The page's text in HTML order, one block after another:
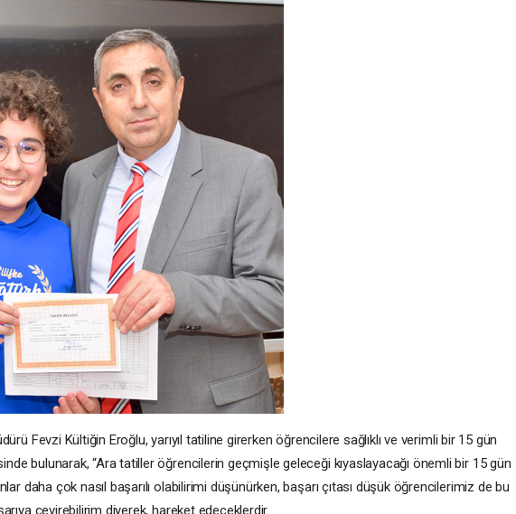
Fevzi Kültiğin Eroğlu, yarıyıl tatiline girerken öğrencilere sağlıklı ve verimli bir 15 gün
bulunarak, “Ara tatiller öğrencilerin geçmişle geleceği kıyaslayacağı önemli bir 15 gün
daha çok nasıl başarılı olabilirimi düşünürken, başarı çıtası düşük öğrencilerimiz de bu
çevirebilirim diyerek, hareket edeceklerdir.